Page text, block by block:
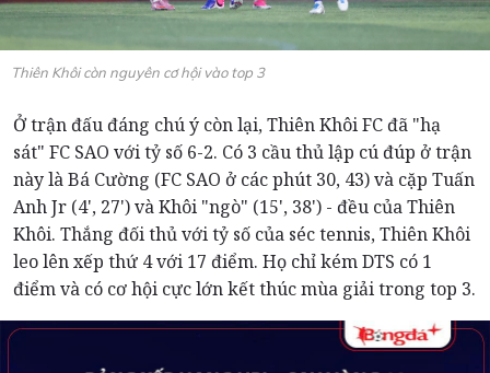
Thiên Khôi còn nguyên cơ hội vào top 3
Ở trận đấu đáng chú ý còn lại, Thiên Khôi FC đã "hạ
sát" FC SAO với tỷ số 6-2. Có 3 cầu thủ lập cú đúp ở trận
này là Bá Cường (FC SAO ở các phút 30, 43) và cặp Tuấn
Anh Jr (4', 27') và Khôi "ngò" (15', 38') - đều của Thiên
Khôi. Thắng đối thủ với tỷ số của séc tennis, Thiên Khôi
leo lên xếp thứ 4 với 17 điểm. Họ chỉ kém DTS có 1
điểm và có cơ hội cực lớn kết thúc mùa giải trong top 3.